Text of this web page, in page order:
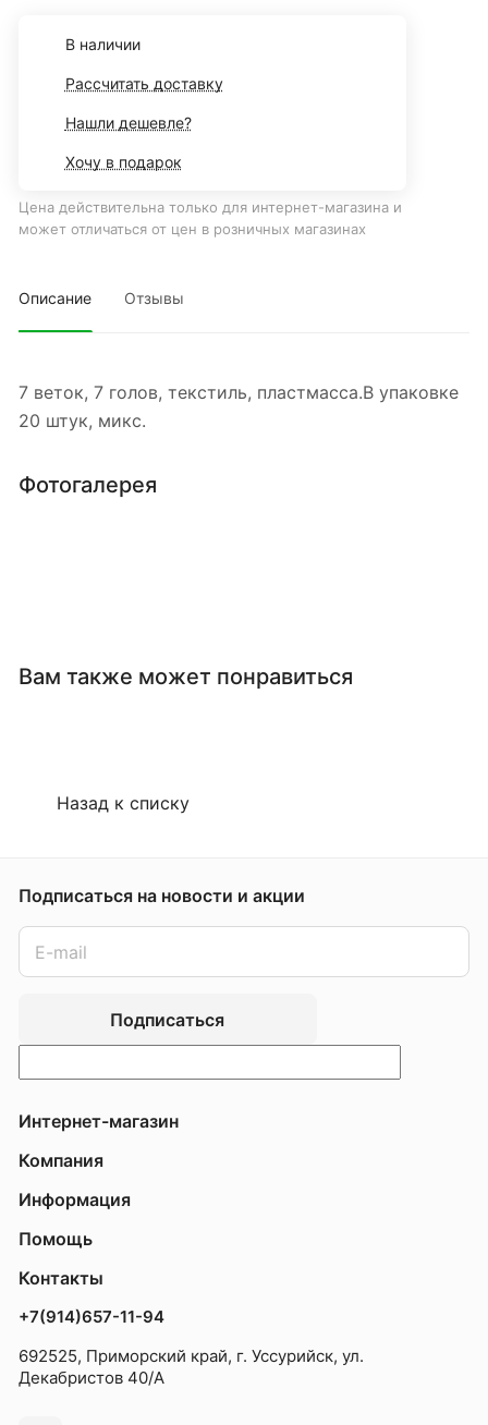
В наличии
Рассчитать доставку
Нашли дешевле?
Хочу в подарок
Цена действительна только для интернет-магазина и
может отличаться от цен в розничных магазинах
Описание Отзывы
7 веток, 7 голов, текстиль, пластмасса.В упаковке
20 штук, микс.
Фотогалерея
Вам также может понравиться
Назад к списку
Подписаться на новости и акции
Подписаться
Интернет-магазин
Компания
Информация
Помощь
Контакты
+7(914)657-11-94
692525, Приморский край, г. Уссурийск, ул.
Декабристов 40/А